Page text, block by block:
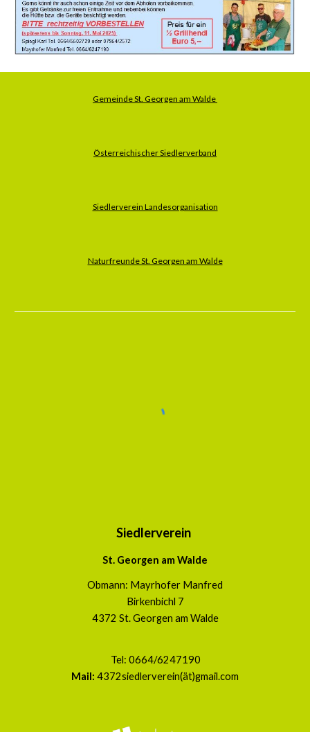
Gemeinde St. Georgen am Walde
Österreichischer Siedlerverband
Siedlerverein Landesorganisation
Naturfreunde St. Georgen am Walde
Siedlerverein
St. Georgen am Walde
Obmann: Mayrhofer Manfred
Birkenbichl 7
4372 St. Georgen am Walde
Tel: 0664/6247190
Mail: 4372siedlerverein(ät)gmail.com